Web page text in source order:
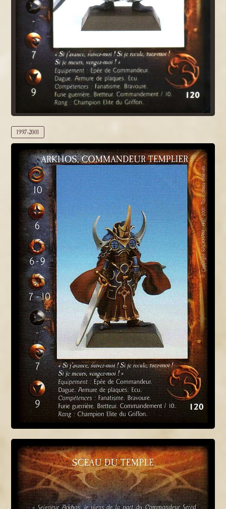
1997-2001